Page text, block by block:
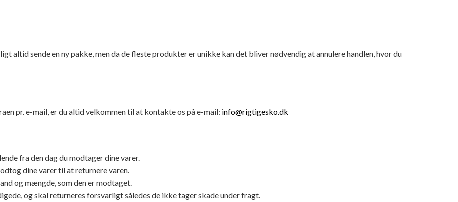
altid sende en ny pakke, men da de fleste produkter er unikke kan det bliver nødvendig at annulere handlen, hvor du
pr. e-mail, er du altid velkommen til at kontakte os på e-mail: info@rigtigesko.dk
fra den dag du modtager dine varer.
dine varer til at returnere varen.
og mængde, som den er modtaget.
og skal returneres forsvarligt således de ikke tager skade under fragt.